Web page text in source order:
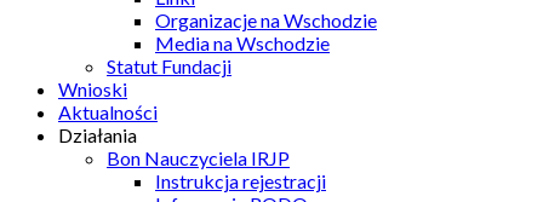
Organizacje na Wschodzie
Media na Wschodzie
Statut Fundacji
Wnioski
Aktualności
Działania
Bon Nauczyciela IRJP
Instrukcja rejestracji